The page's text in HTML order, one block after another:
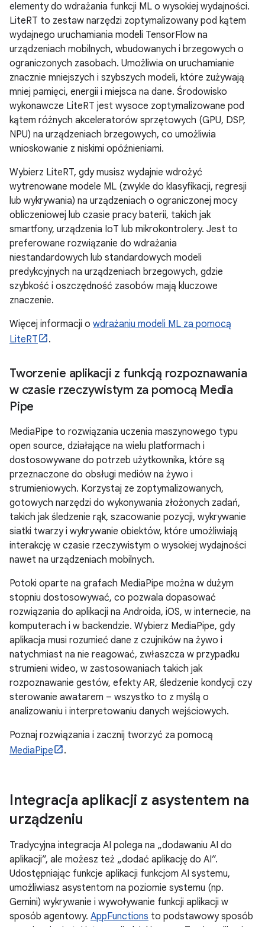
elementy do wdrażania funkcji ML o wysokiej wydajności.
LiteRT to zestaw narzędzi zoptymalizowany pod kątem
wydajnego uruchamiania modeli TensorFlow na
urządzeniach mobilnych, wbudowanych i brzegowych o
ograniczonych zasobach. Umożliwia on uruchamianie
znacznie mniejszych i szybszych modeli, które zużywają
mniej pamięci, energii i miejsca na dane. Środowisko
wykonawcze LiteRT jest wysoce zoptymalizowane pod
kątem różnych akceleratorów sprzętowych (GPU, DSP,
NPU) na urządzeniach brzegowych, co umożliwia
wnioskowanie z niskimi opóźnieniami.
Wybierz LiteRT, gdy musisz wydajnie wdrożyć
wytrenowane modele ML (zwykle do klasyfikacji, regresji
lub wykrywania) na urządzeniach o ograniczonej mocy
obliczeniowej lub czasie pracy baterii, takich jak
smartfony, urządzenia IoT lub mikrokontrolery. Jest to
preferowane rozwiązanie do wdrażania
niestandardowych lub standardowych modeli
predykcyjnych na urządzeniach brzegowych, gdzie
szybkość i oszczędność zasobów mają kluczowe
znaczenie.
Więcej informacji o wdrażaniu modeli ML za pomocą
LiteRT
.
Tworzenie aplikacji z funkcją rozpoznawania
w czasie rzeczywistym za pomocą Media
Pipe
MediaPipe to rozwiązania uczenia maszynowego typu
open source, działające na wielu platformach i
dostosowywane do potrzeb użytkownika, które są
przeznaczone do obsługi mediów na żywo i
strumieniowych. Korzystaj ze zoptymalizowanych,
gotowych narzędzi do wykonywania złożonych zadań,
takich jak śledzenie rąk, szacowanie pozycji, wykrywanie
siatki twarzy i wykrywanie obiektów, które umożliwiają
interakcję w czasie rzeczywistym o wysokiej wydajności
nawet na urządzeniach mobilnych.
Potoki oparte na grafach MediaPipe można w dużym
stopniu dostosowywać, co pozwala dopasować
rozwiązania do aplikacji na Androida, iOS, w internecie, na
komputerach i w backendzie. Wybierz MediaPipe, gdy
aplikacja musi rozumieć dane z czujników na żywo i
natychmiast na nie reagować, zwłaszcza w przypadku
strumieni wideo, w zastosowaniach takich jak
rozpoznawanie gestów, efekty AR, śledzenie kondycji czy
sterowanie awatarem – wszystko to z myślą o
analizowaniu i interpretowaniu danych wejściowych.
Poznaj rozwiązania i zacznij tworzyć za pomocą
MediaPipe
.
Integracja aplikacji z asystentem na
urządzeniu
Tradycyjna integracja AI polega na „dodawaniu AI do
aplikacji”, ale możesz też „dodać aplikację do AI”.
Udostępniając funkcje aplikacji funkcjom AI systemu,
umożliwiasz asystentom na poziomie systemu (np.
Gemini) wykrywanie i wywoływanie funkcji aplikacji w
sposób agentowy. AppFunctions to podstawowy sposób